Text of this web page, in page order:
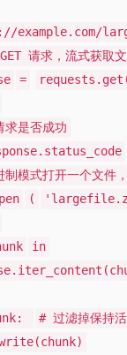
example.com/
请求，流式获取
=
是否成功
模式打开一个文件
(
in
# 过滤掉保持